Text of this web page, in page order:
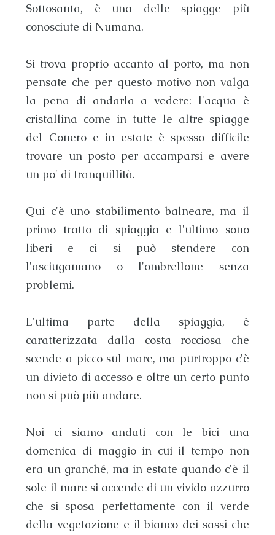
Sottosanta, è una dellespiagge più
conosciute di Numana.
Si trova proprio accanto al porto, ma non
pensate che per questo motivo non valga
la pena di andarla a vedere: l'acqua è
cristallina come in tutte le altre spiagge
del Coneroe in estate è spesso difficile
trovare un posto per accamparsi e avere
un po' di tranquillità.
Qui c'è uno stabilimento balneare, ma il
primo tratto di spiaggia e l'ultimo sono
liberi e ci si può stendere con
l'asciugamano o l'ombrellone senza
problemi.
L'ultima parte della spiaggia, è
caratterizzata dalla costa rocciosa che
scende a picco sul mare, ma purtroppo c'è
un divieto di accesso e oltre un certo punto
non si può più andare.
Noi ci siamo andati con le bici una
domenica di maggio in cui il tempo non
era un granché, ma in estate quando c'è il
sole il mare si accende di un vivido azzurro
che si sposa perfettamente con il verde
della vegetazione e il bianco dei sassi che